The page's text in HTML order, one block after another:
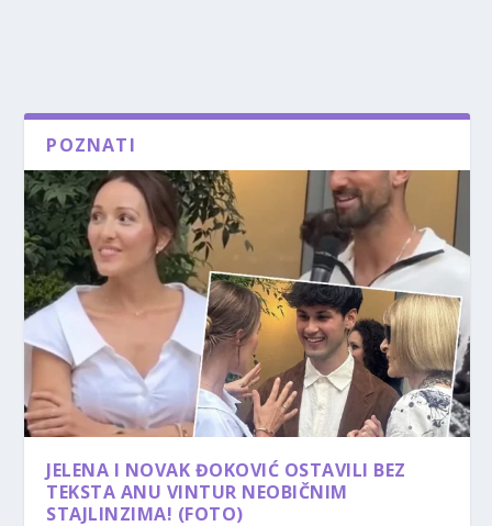
POZNATI
JELENA I NOVAK ĐOKOVIĆ OSTAVILI BEZ
TEKSTA ANU VINTUR NEOBIČNIM
STAJLINZIMA! (FOTO)